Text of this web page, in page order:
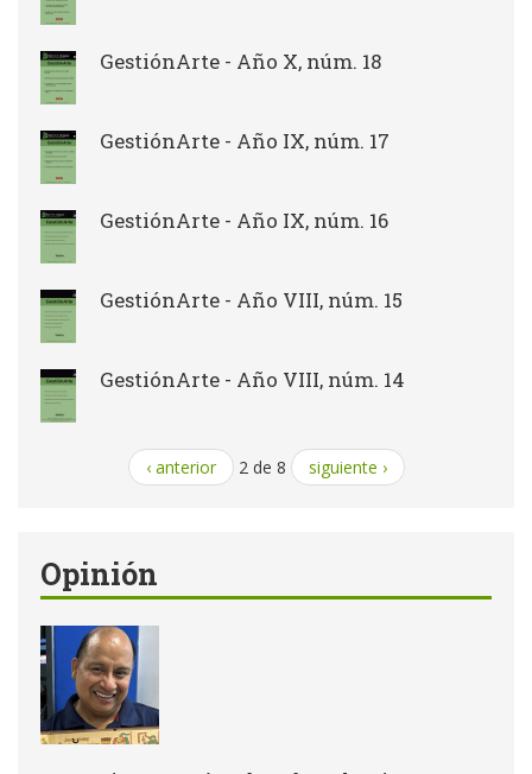
GestiónArte - Año X, núm. 18
GestiónArte - Año IX, núm. 17
GestiónArte - Año IX, núm. 16
GestiónArte - Año VIII, núm. 15
GestiónArte - Año VIII, núm. 14
‹ anterior 2 de 8 siguiente ›
Opinión